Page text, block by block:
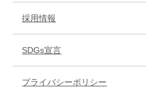
採用情報
SDGs宣言
プライバシーポリシー